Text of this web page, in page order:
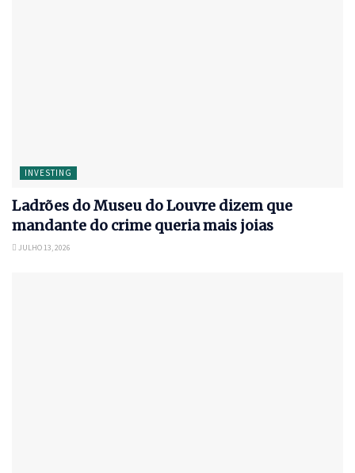
INVESTING
Ladrões do Museu do Louvre dizem que
mandante do crime queria mais joias
JULHO 13, 2026